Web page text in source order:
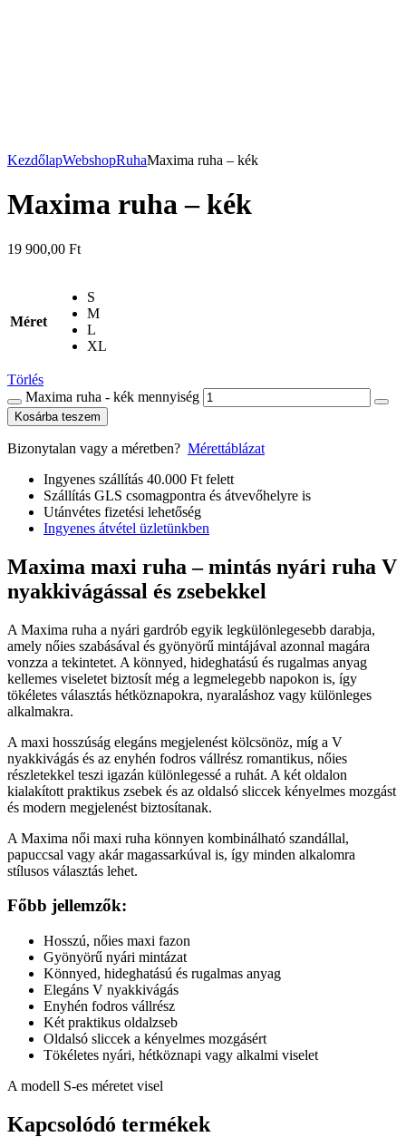
KezdőlapWebshopRuhaMaxima ruha – kék
Maxima ruha – kék
19 900,00 Ft
Méret
S
M
L
XL
Törlés
Maxima ruha - kék mennyiség
Kosárba teszem
Bizonytalan vagy a méretben? Mérettáblázat
Ingyenes szállítás 40.000 Ft felett
Szállítás GLS csomagpontra és átvevőhelyre is
Utánvétes fizetési lehetőség
Ingyenes átvétel üzletünkben
Maxima maxi ruha – mintás nyári ruha V
nyakkivágással és zsebekkel
A Maxima ruha a nyári gardrób egyik legkülönlegesebb darabja,
amely nőies szabásával és gyönyörű mintájával azonnal magára
vonzza a tekintetet. A könnyed, hideghatású és rugalmas anyag
kellemes viseletet biztosít még a legmelegebb napokon is, így
tökéletes választás hétköznapokra, nyaraláshoz vagy különleges
alkalmakra.
A maxi hosszúság elegáns megjelenést kölcsönöz, míg a V
nyakkivágás és az enyhén fodros vállrész romantikus, nőies
részletekkel teszi igazán különlegessé a ruhát. A két oldalon
kialakított praktikus zsebek és az oldalsó sliccek kényelmes mozgást
és modern megjelenést biztosítanak.
A Maxima női maxi ruha könnyen kombinálható szandállal,
papuccsal vagy akár magassarkúval is, így minden alkalomra
stílusos választás lehet.
Főbb jellemzők:
Hosszú, nőies maxi fazon
Gyönyörű nyári mintázat
Könnyed, hideghatású és rugalmas anyag
Elegáns V nyakkivágás
Enyhén fodros vállrész
Két praktikus oldalzseb
Oldalsó sliccek a kényelmes mozgásért
Tökéletes nyári, hétköznapi vagy alkalmi viselet
A modell S-es méretet visel
Kapcsolódó termékek